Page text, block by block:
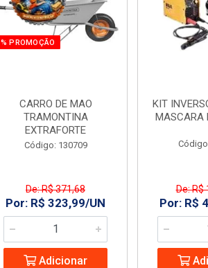
% PROMOÇÃO
CARRO DE MAO
TRAMONTINA
EXTRAFORTE
Código: 130709
De: R$ 371,68
Por: R$ 323,99/UN
Adicionar
KIT
MASCARA
De: R$
Por: R$